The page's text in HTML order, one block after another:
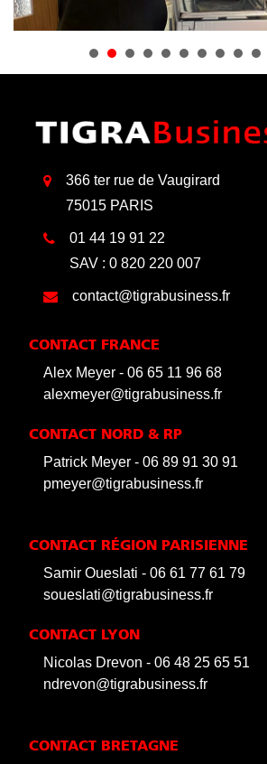
366 ter rue de Vaugirard
75015 PARIS
01 44 19 91 22
SAV : 0 820 220 007
contact@tigrabusiness.fr
CONTACT FRANCE
Alex Meyer - 06 65 11 96 68
alexmeyer@tigrabusiness.fr
CONTACT NORD & RP
Patrick Meyer - 06 89 91 30 91
pmeyer@tigrabusiness.fr
CONTACT RÉGION PARISIENNE
Samir Oueslati - 06 61 77 61 79
soueslati@tigrabusiness.fr
CONTACT LYON
Nicolas Drevon - 06 48 25 65 51
ndrevon@tigrabusiness.fr
CONTACT BRETAGNE